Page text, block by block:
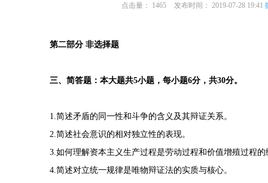
点击量： 1465 发布时间： 2019-07-28 19:41
第二部分 非选择题
三、简答题：本大题共5小题，每小题6分，共30分。
1.简述矛盾的同一性和斗争的含义及其辩证关系。
2.简述社会意识的相对独立性的表现。
3.如何理解资本主义生产过程是劳动过程和价值增殖过程的
4.简述对立统一规律是唯物辩证法的实质与核心。